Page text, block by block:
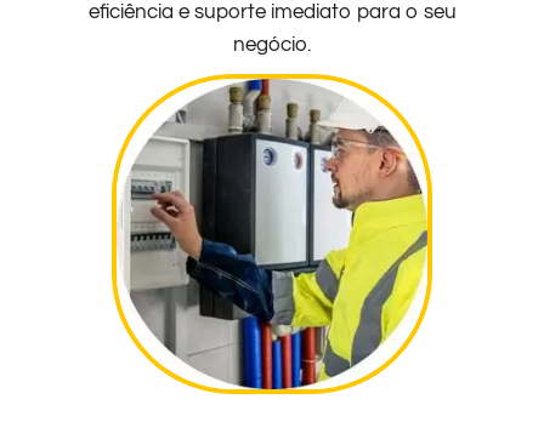
eficiência e suporte imediato para o seu
negócio.